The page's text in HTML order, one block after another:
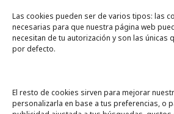
Las cookies pueden ser de varios tipos: las
necesarias para que nuestra página web
necesitan de tu autorización y son las únicas
por defecto.
El resto de cookies sirven para mejorar
personalizarla en base a tus preferencias, o
A un click
Tienda online Legal